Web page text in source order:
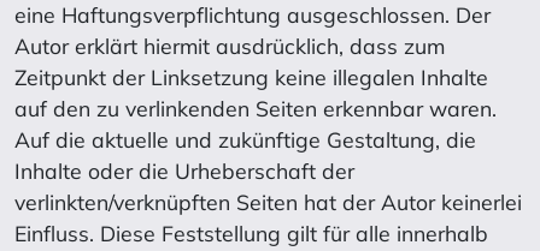
eine Haftungsverpflichtung ausgeschlossen. Der
Autor erklärt hiermit ausdrücklich, dass zum
Zeitpunkt der Linksetzung keine illegalen Inhalte
auf den zu verlinkenden Seiten erkennbar waren.
Auf die aktuelle und zukünftige Gestaltung, die
Inhalte oder die Urheberschaft der
verlinkten/verknüpften Seiten hat der Autor keinerlei
Einfluss. Diese Feststellung gilt für alle innerhalb